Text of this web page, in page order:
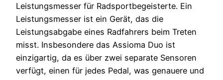
Leistungsmesser für Radsportbegeisterte. Ein
Leistungsmesser ist ein Gerät, das die
Leistungsabgabe eines Radfahrers beim Treten
misst. Insbesondere das Assioma Duo ist
einzigartig, da es über zwei separate Sensoren
verfügt, einen für jedes Pedal, was genauere und